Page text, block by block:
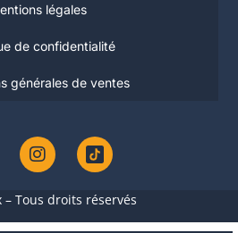
légales
de confidentialité
générales de ventes
– Tous droits réservés